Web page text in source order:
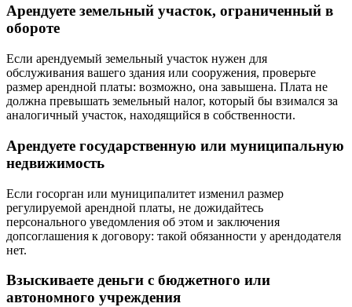
Арендуете земельный участок, ограниченный в
обороте
Если арендуемый земельный участок нужен для
обслуживания вашего здания или сооружения, проверьте
размер арендной платы: возможно, она завышена. Плата не
должна превышать земельный налог, который бы взимался за
аналогичный участок, находящийся в собственности.
Арендуете государственную или муниципальную
недвижимость
Если госорган или муниципалитет изменил размер
регулируемой арендной платы, не дожидайтесь
персонального уведомления об этом и заключения
допсоглашения к договору: такой обязанности у арендодателя
нет.
Взыскиваете деньги с бюджетного или
автономного учреждения